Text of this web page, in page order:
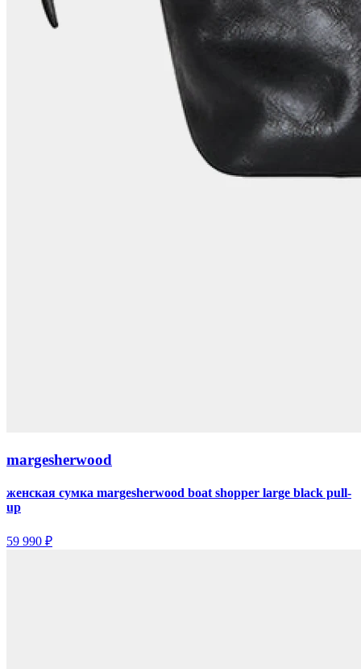
margesherwood
женская сумка margesherwood boat shopper large black pull-
up
59 990 ₽